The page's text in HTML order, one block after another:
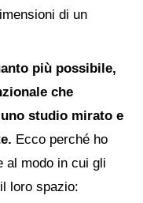
di un
più possibile,
che
studio mirato e
Ecco perché ho
al modo in cui gli
loro spazio: